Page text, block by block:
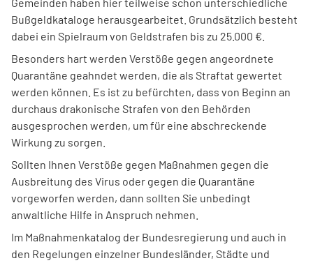
Bußgeldkataloge herausgearbeitet. Grundsätzlich besteht
dabei ein Spielraum von Geldstrafen bis zu 25.000 €.
Besonders hart werden Verstöße gegen angeordnete
Quarantäne geahndet werden, die als Straftat gewertet
werden können. Es ist zu befürchten, dass von Beginn an
durchaus drakonische Strafen von den Behörden
ausgesprochen werden, um für eine abschreckende
Wirkung zu sorgen.
Sollten Ihnen Verstöße gegen Maßnahmen gegen die
Ausbreitung des Virus oder gegen die Quarantäne
vorgeworfen werden, dann sollten Sie unbedingt
anwaltliche Hilfe in Anspruch nehmen.
Im Maßnahmenkatalog der Bundesregierung und auch in
den Regelungen einzelner Bundesländer, Städte und